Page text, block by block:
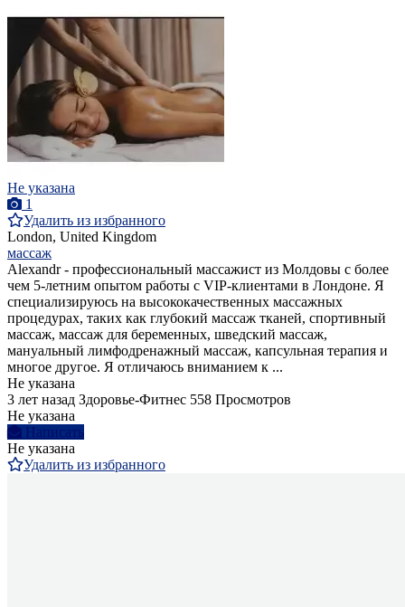
Не указана
1
Удалить из избранного
London, United Kingdom
массаж
Alexandr - профессиональный массажист из Молдовы с более
чем 5-летним опытом работы с VIP-клиентами в Лондоне. Я
специализируюсь на высококачественных массажных
процедурах, таких как глубокий массаж тканей, спортивный
массаж, массаж для беременных, шведский массаж,
мануальный лимфодренажный массаж, капсульная терапия и
многое другое. Я отличаюсь вниманием к ...
Не указана
3 лет назад Здоровье-Фитнес 558 Просмотров
Не указана
Написать
Не указана
Удалить из избранного